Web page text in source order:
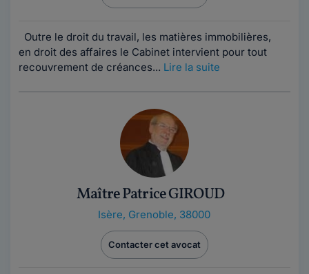
Outre le droit du travail, les matières immobilières,
en droit des affaires le Cabinet intervient pour tout
recouvrement de créances... Lire la suite
Maître Patrice GIROUD
Isère, Grenoble, 38000
Contacter cet avocat